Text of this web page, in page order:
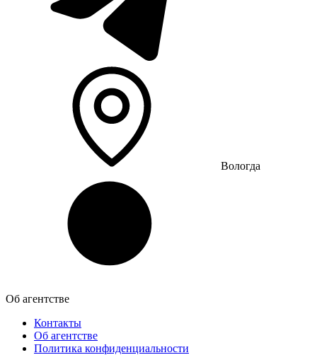
Вологда
Об агентстве
Контакты
Об агентстве
Политика конфиденциальности